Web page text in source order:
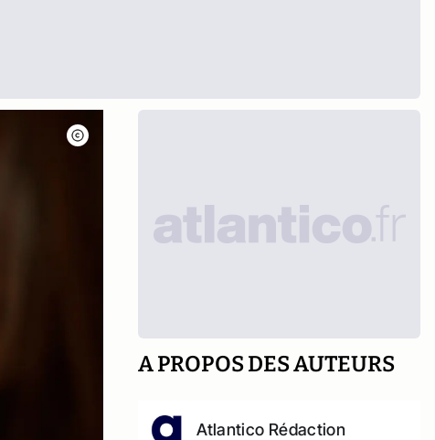
A PROPOS DES AUTEURS
Atlantico Rédaction